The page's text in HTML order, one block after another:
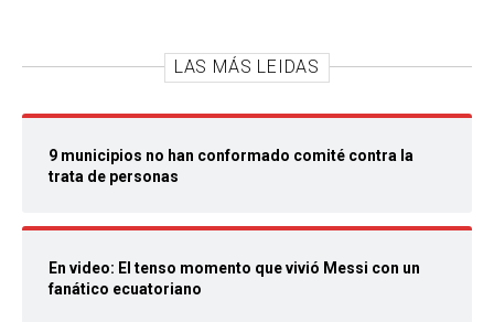
LAS MÁS LEIDAS
9 municipios no han conformado comité contra la
trata de personas
En video: El tenso momento que vivió Messi con un
fanático ecuatoriano